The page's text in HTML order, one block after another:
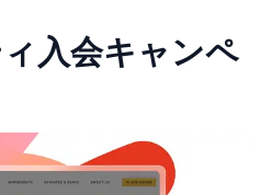
入会キャンペ